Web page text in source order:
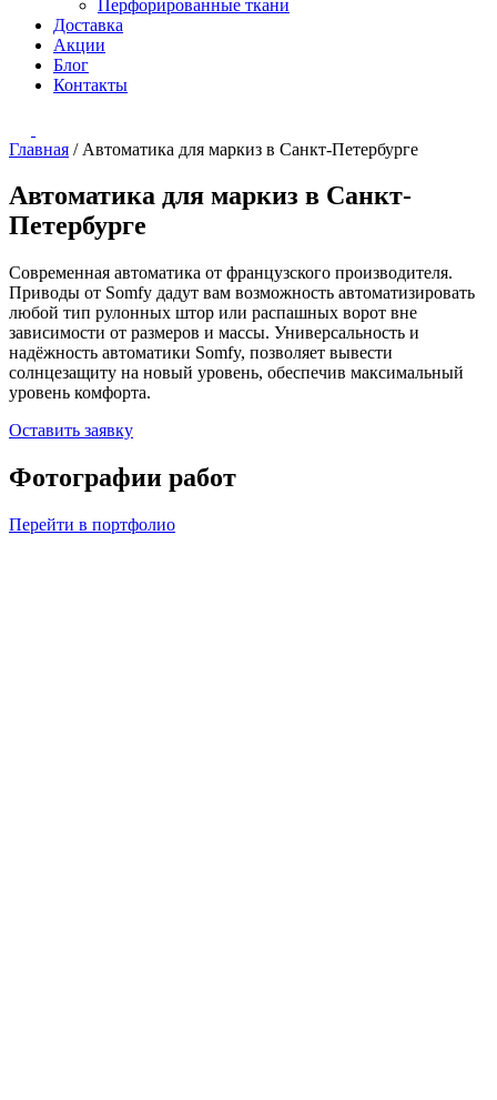
Перфорированные ткани
Доставка
Акции
Блог
Контакты
Главная / Автоматика для маркиз в Санкт-Петербурге
Автоматика для маркиз в Санкт-
Петербурге
Современная автоматика от французского производителя.
Приводы от Somfy дадут вам возможность автоматизировать
любой тип рулонных штор или распашных ворот вне
зависимости от размеров и массы. Универсальность и
надёжность автоматики Somfy, позволяет вывести
солнцезащиту на новый уровень, обеспечив максимальный
уровень комфорта.
Оставить заявку
Фотографии работ
Перейти в портфолио